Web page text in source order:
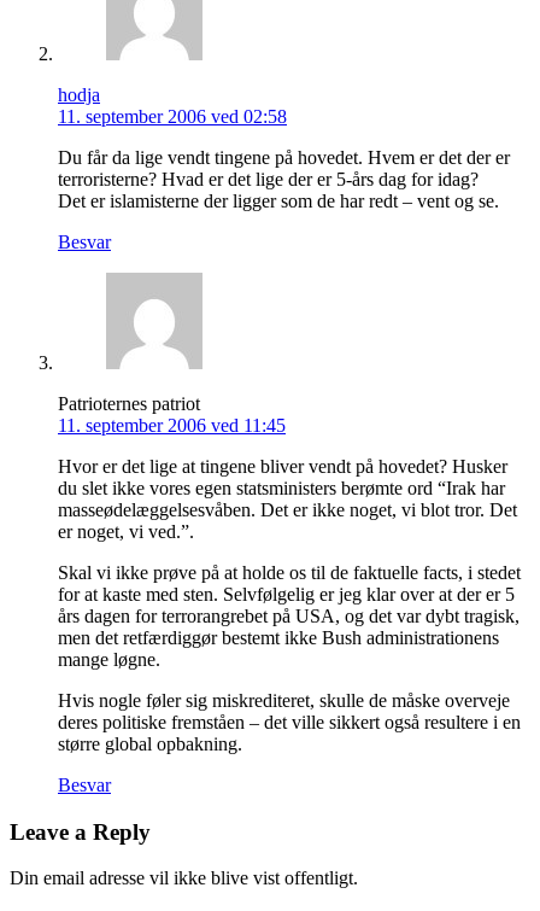
hodja
11. september 2006 ved 02:58
Du får da lige vendt tingene på hovedet. Hvem er det der er
terroristerne? Hvad er det lige der er 5-års dag for idag?
Det er islamisterne der ligger som de har redt – vent og se.
Besvar
Patrioternes patriot
11. september 2006 ved 11:45
Hvor er det lige at tingene bliver vendt på hovedet? Husker
du slet ikke vores egen statsministers berømte ord “Irak har
masseødelæggelsesvåben. Det er ikke noget, vi blot tror. Det
er noget, vi ved.”.
Skal vi ikke prøve på at holde os til de faktuelle facts, i stedet
for at kaste med sten. Selvfølgelig er jeg klar over at der er 5
års dagen for terrorangrebet på USA, og det var dybt tragisk,
men det retfærdiggør bestemt ikke Bush administrationens
mange løgne.
Hvis nogle føler sig miskrediteret, skulle de måske overveje
deres politiske fremståen – det ville sikkert også resultere i en
større global opbakning.
Besvar
Leave a Reply
Din email adresse vil ikke blive vist offentligt.